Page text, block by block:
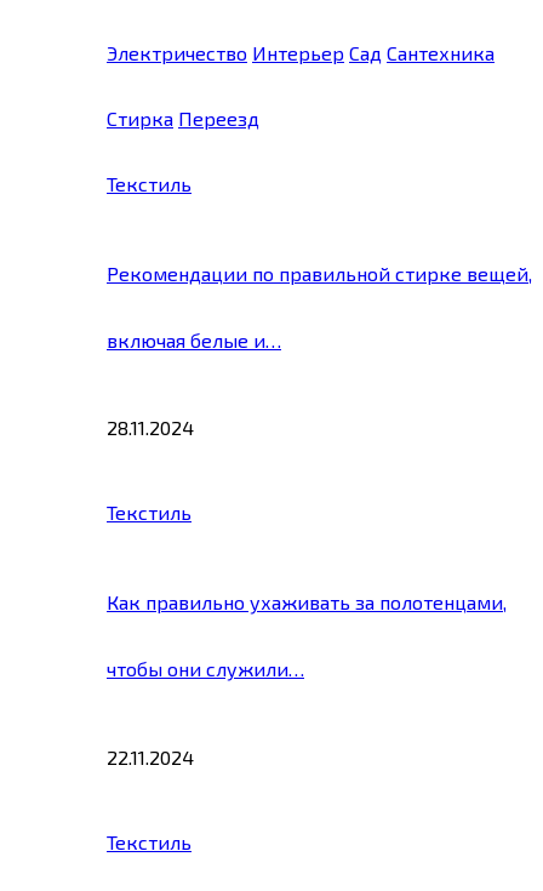
Электричество Интерьер Сад Сантехника
Стирка Переезд
Текстиль
Рекомендации по правильной стирке вещей,
включая белые и…
28.11.2024
Текстиль
Как правильно ухаживать за полотенцами,
чтобы они служили…
22.11.2024
Текстиль